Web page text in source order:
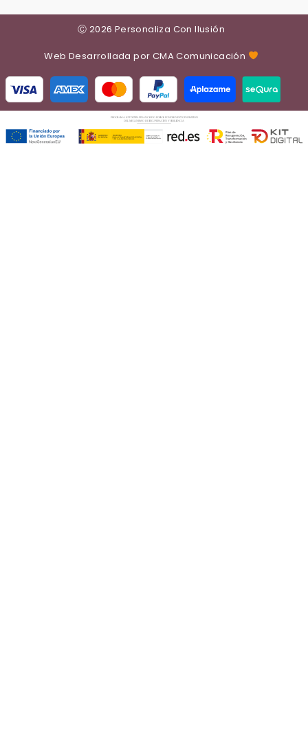
Ⓒ 2026 Personaliza Con Ilusión
Web Desarrollada por CMA Comunicación